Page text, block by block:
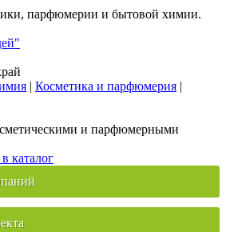
парфюмерии и бытовой химии.
| Косметика и парфюмерия |
и парфюмерными